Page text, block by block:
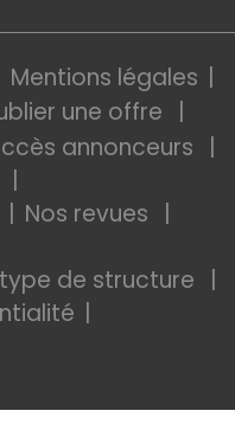
Mentions légales
une offre
annonceurs
Nos revues
de structure